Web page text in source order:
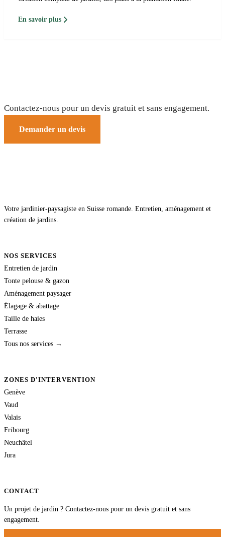
En savoir plus
Contactez-nous pour un devis gratuit et sans engagement.
Demander un devis
Votre jardinier-paysagiste en Suisse romande. Entretien, aménagement et
création de jardins.
NOS SERVICES
Entretien de jardin
Tonte pelouse & gazon
Aménagement paysager
Élagage & abattage
Taille de haies
Terrasse
Tous nos services →
ZONES D'INTERVENTION
Genève
Vaud
Valais
Fribourg
Neuchâtel
Jura
CONTACT
Un projet de jardin ? Contactez-nous pour un devis gratuit et sans
engagement.